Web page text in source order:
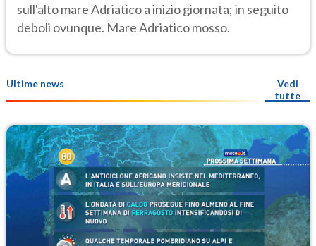
sull'alto mare Adriatico a inizio giornata; in seguito
deboli ovunque. Mare Adriatico mosso.
Ultime news
Vedi
tutte